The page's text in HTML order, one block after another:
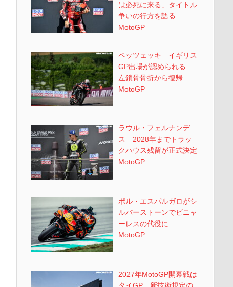
は必死に来る」タイトル
争いの行方を語る
MotoGP
ベッツェッキ イギリス
GP出場が認められる
左鎖骨骨折から復帰
MotoGP
ラウル・フェルナンデ
ス 2028年までトラッ
クハウス残留が正式決定
MotoGP
ポル・エスパルガロがシ
ルバーストーンでビニャ
ーレスの代役に
MotoGP
2027年MotoGP開幕戦は
タイGP 新技術規定の